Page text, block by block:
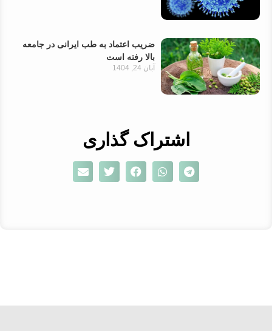
ضریب اعتماد به طب ایرانی در جامعه
بالا رفته است
آبان 24, 1404
اشتراک گذاری